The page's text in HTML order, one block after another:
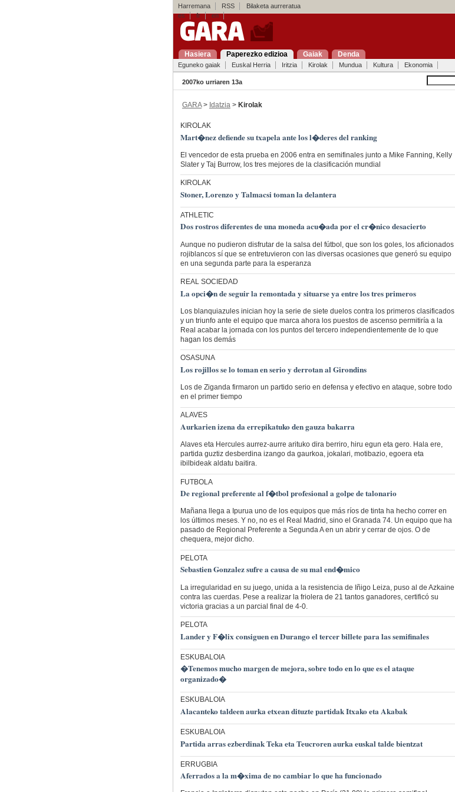
Harremana RSS Bilaketa aurreratua
es
fr en
Hasiera Paperezko edizioa Gaiak Denda
Eguneko gaiak Euskal Herria Iritzia Kirolak Mundua Kultura Ekonomia
2007ko urriaren 13a
GARA> Idatzia > Kirolak
KIROLAK
Mart�nez defiende su txapela ante los l�deres del ranking
El vencedor de esta prueba en 2006 entra en semifinales junto a Mike Fanning, Kelly
Slater y Taj Burrow, los tres mejores de la clasificación mundial
KIROLAK
Stoner, Lorenzo y Talmacsi toman la delantera
ATHLETIC
Dos rostros diferentes de una moneda acu�ada por el cr�nico desacierto
Aunque no pudieron disfrutar de la salsa del fútbol, que son los goles, los aficionados
rojiblancos sí que se entretuvieron con las diversas ocasiones que generó su equipo
en una segunda parte para la esperanza
REAL SOCIEDAD
La opci�n de seguir la remontada y situarse ya entre los tres primeros
Los blanquiazules inician hoy la serie de siete duelos contra los primeros clasificados
y un triunfo ante el equipo que marca ahora los puestos de ascenso permitiría a la
Real acabar la jornada con los puntos del tercero independientemente de lo que
hagan los demás
OSASUNA
Los rojillos se lo toman en serio y derrotan al Girondins
Los de Ziganda firmaron un partido serio en defensa y efectivo en ataque, sobre todo
en el primer tiempo
ALAVES
Aurkarien izena da errepikatuko den gauza bakarra
Alaves eta Hercules aurrez-aurre arituko dira berriro, hiru egun eta gero. Hala ere,
partida guztiz desberdina izango da gaurkoa, jokalari, motibazio, egoera eta
ibilbideak aldatu baitira.
FUTBOLA
De regional preferente al f�tbol profesional a golpe de talonario
Mañana llega a Ipurua uno de los equipos que más ríos de tinta ha hecho correr en
los últimos meses. Y no, no es el Real Madrid, sino el Granada 74. Un equipo que ha
pasado de Regional Preferente a Segunda A en un abrir y cerrar de ojos. O de
chequera, mejor dicho.
PELOTA
Sebastien Gonzalez sufre a causa de su mal end�mico
La irregularidad en su juego, unida a la resistencia de Iñigo Leiza, puso al de Azkaine
contra las cuerdas. Pese a realizar la friolera de 21 tantos ganadores, certificó su
victoria gracias a un parcial final de 4-0.
PELOTA
Lander y F�lix consiguen en Durango el tercer billete para las semifinales
ESKUBALOIA
�Tenemos mucho margen de mejora, sobre todo en lo que es el ataque
organizado�
ESKUBALOIA
Alacanteko taldeen aurka etxean dituzte partidak Itxako eta Akabak
ESKUBALOIA
Partida arras ezberdinak Teka eta Teucroren aurka euskal talde bientzat
ERRUGBIA
Aferrados a la m�xima de no cambiar lo que ha funcionado